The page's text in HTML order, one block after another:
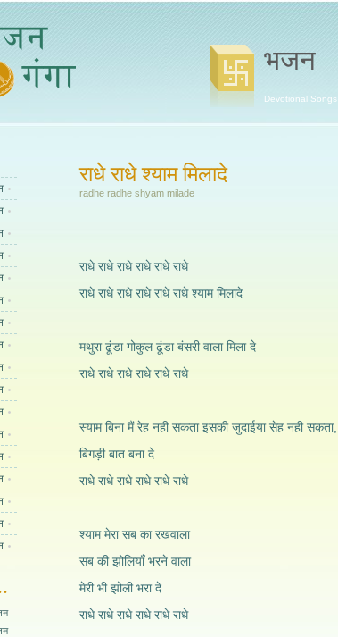
भजन
Devotional Songs
राधे राधे श्याम मिलादे
radhe radhe shyam milade
राधे राधे राधे राधे राधे राधे
राधे राधे राधे राधे राधे राधे श्याम मिलादे
मथुरा ढूंडा गोकुल ढूंडा बंसरी वाला मिला दे
राधे राधे राधे राधे राधे राधे
स्याम बिना मैं रेह नही सकता इसकी जुदाईया सेह नही सकता,
बिगड़ी बात बना दे
राधे राधे राधे राधे राधे राधे
श्याम मेरा सब का रखवाला
सब की झोलियाँ भरने वाला
मेरी भी झोली भरा दे
राधे राधे राधे राधे राधे राधे